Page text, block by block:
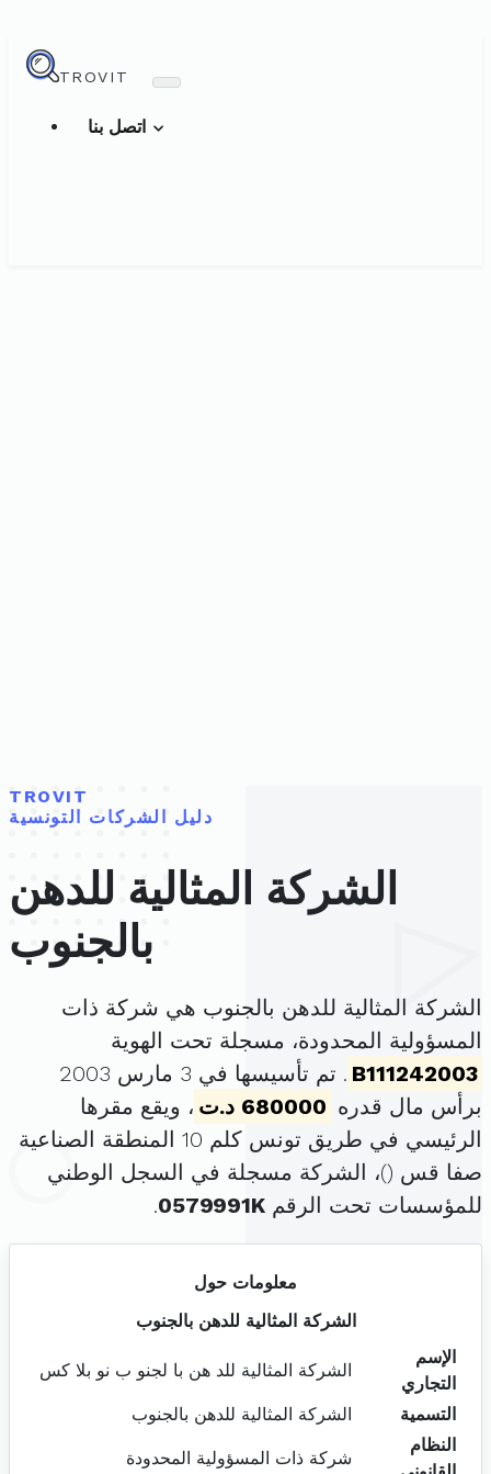
TROVIT
TROVIT
دليل الشركات التونسية
الشركة المثالية للدهن
بالجنوب
الشركة المثالية للدهن بالجنوب هي شركة ذات
المسؤولية المحدودة، مسجلة تحت الهوية
B111242003
. تم تأسيسها في 3 مارس 2003
برأس مال قدره 680000 د.ت
، ويقع مقرها
الرئيسي في طريق تونس كلم 10 المنطقة الصناعية
صفا قس ()، الشركة مسجلة في السجل الوطني
للمؤسسات تحت الرقم 0579991K
.
معلومات حول
الشركة المثالية للدهن بالجنوب
الإسم
التجاري
الشركة المثالية للد هن با لجنو ب نو بلا كس
التسمية
الشركة المثالية للدهن بالجنوب
النظام
شركة ذات المسؤولية المحدودة